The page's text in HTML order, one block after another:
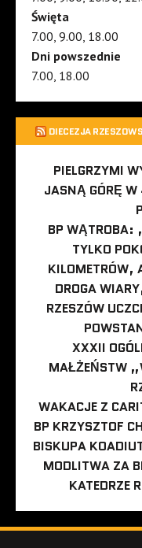
Święta
7.00, 9.00, 18.00
Dni powszednie
7.00, 18.00
DIECEZJA
PIELGRZYMI
JASNĄ GÓRĘ
BP WĄTROBA:
TYLKO
KILOMETRÓW,
DROGA
RZESZÓW
XXXII
MAŁŻEŃSTW
WAKACJE Z
BP KRZYSZTOF
BISKUPA
MODLITWA ZA
KATEDRZE